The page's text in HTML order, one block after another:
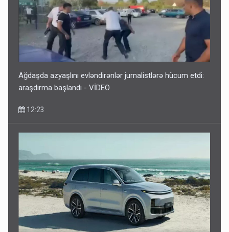
Ağdaşda azyaşlını evləndirənlər jurnalistlərə hücum etdi:
araşdırma başlandı - VİDEO
12:23